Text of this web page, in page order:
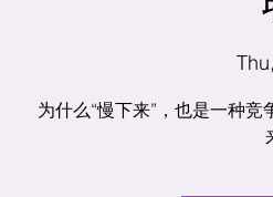
为什么“慢下来”，也是一种